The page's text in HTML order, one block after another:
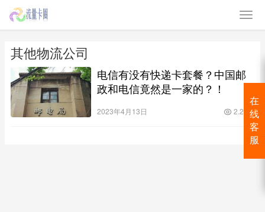
其他物流公司
电信有没有快递卡套餐？中国邮
政和电信竟然是一家的？！
2023年4月13日 2.2K
在
线
客
服